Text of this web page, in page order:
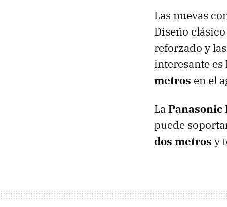
Las nuevas
Diseño
reforzado y
interesante
metros en el
LaPanasonic
puede
dos metros y